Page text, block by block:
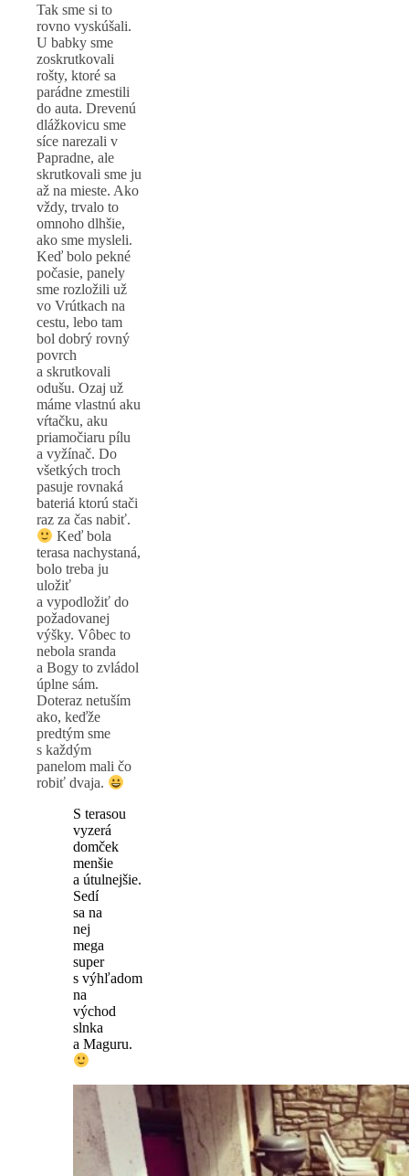
Tak sme si to
rovno vyskúšali.
U babky sme
zoskrutkovali
rošty, ktoré sa
parádne zmestili
do auta. Drevenú
dlážkovicu sme
síce narezali v
Papradne, ale
skrutkovali sme ju
až na mieste. Ako
vždy, trvalo to
omnoho dlhšie,
ako sme mysleli.
Keď bolo pekné
počasie, panely
sme rozložili už
vo Vrútkach na
cestu, lebo tam
bol dobrý rovný
povrch
a skrutkovali
odušu. Ozaj už
máme vlastnú aku
vŕtačku, aku
priamočiaru pílu
a vyžínač. Do
všetkých troch
pasuje rovnaká
bateriá ktorú stači
raz za čas nabiť.
Keď bola
terasa nachystaná,
bolo treba ju
uložiť
a vypodložiť do
požadovanej
výšky. Vôbec to
nebola sranda
a Bogy to zvládol
úplne sám.
Doteraz netuším
ako, keďže
predtým sme
s každým
panelom mali čo
robiť dvaja.
S terasou
vyzerá
domček
menšie
a útulnejšie.
Sedí
sa na
nej
mega
super
s výhľadom
na
východ
slnka
a Maguru.